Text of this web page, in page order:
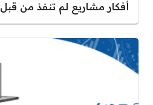
أفكار مشاريع لم تنفذ من قبل 2026